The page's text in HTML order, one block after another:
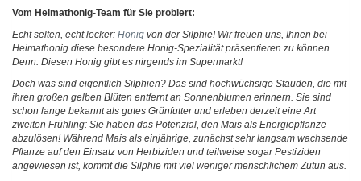
Vom Heimathonig-Team für Sie probiert:
Echt selten, echt lecker: Honig von der Silphie! Wir freuen uns, Ihnen bei
Heimathonig diese besondere Honig-Spezialität präsentieren zu können.
Denn: Diesen Honig gibt es nirgends im Supermarkt!
Doch was sind eigentlich Silphien? Das sind hochwüchsige Stauden, die mit
ihren großen gelben Blüten entfernt an Sonnenblumen erinnern. Sie sind
schon lange bekannt als gutes Grünfutter und erleben derzeit eine Art
zweiten Frühling: Sie haben das Potenzial, den Mais als Energiepflanze
abzulösen! Während Mais als einjährige, zunächst sehr langsam wachsende
Pflanze auf den Einsatz von Herbiziden und teilweise sogar Pestiziden
angewiesen ist, kommt die Silphie mit viel weniger menschlichem Zutun aus.